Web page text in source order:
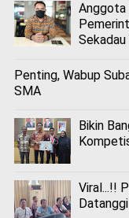
Anggota
Penting, Wabup
SMA
Bikin
Viral...!!